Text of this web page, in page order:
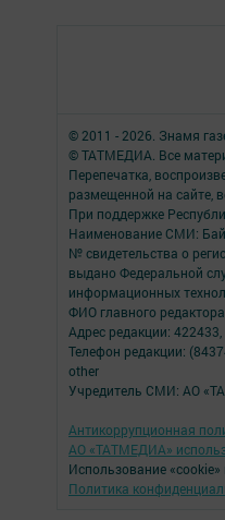
© 2011 - 2026. Знамя
© ТАТМЕДИА. Все
Перепечатка,
размещенной на сайте,
При поддержке
Наименование СМИ:
№ свидетельства о
выдано Федеральной
информационных
ФИО главного
Адрес редакции:
Телефон редакции:
other
Учредитель СМИ: АО
Антикоррупционная
АО «ТАТМЕДИА»
Использование
Политика